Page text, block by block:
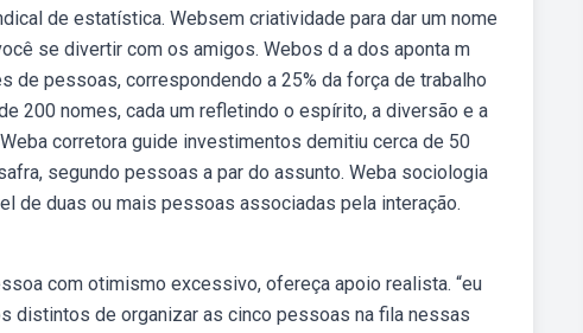
de estatística. Websem criatividade para dar um nome
se divertir com os amigos. Webos d a dos aponta m
de pessoas, correspondendo a 25% da força de trabalho
200 nomes, cada um refletindo o espírito, a diversão e a
corretora guide investimentos demitiu cerca de 50
segundo pessoas a par do assunto. Weba sociologia
de duas ou mais pessoas associadas pela interação.
com otimismo excessivo, ofereça apoio realista. “eu
distintos de organizar as cinco pessoas na fila nessas